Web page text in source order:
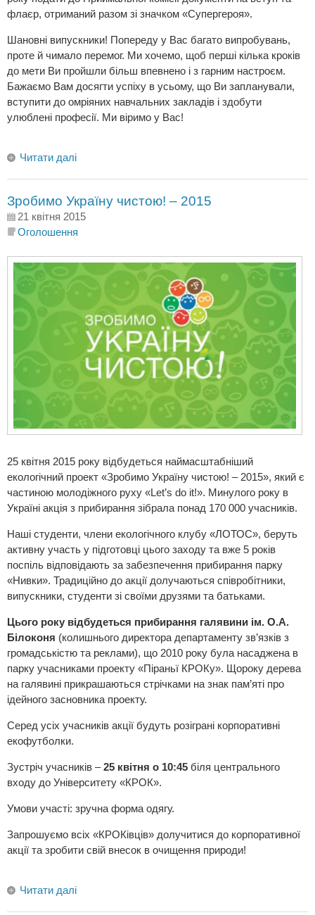
флаєр, отриманий разом зі значком «Супергероя».
Шановні випускники! Попереду у Вас багато випробувань,
проте й чимало перемог. Ми хочемо, щоб перші кілька кроків
до мети Ви пройшли більш впевнено і з гарним настроєм.
Бажаємо Вам досягти успіху в усьому, що Ви запланували,
вступити до омріяних навчальних закладів і здобути
улюблені професії. Ми віримо у Вас!
Читати далі
Зробимо Україну чистою! – 2015
21 квітня 2015
Оголошення
25 квітня 2015 року відбудеться наймасштабніший
екологічний проект «Зробимо Україну чистою! – 2015», який є
частиною молодіжного руху «Let’s do it!». Минулого року в
Україні акція з прибирання зібрала понад 170 000 учасників.
Наші студенти, члени екологічного клубу «ЛОТОС», беруть
активну участь у підготовці цього заходу та вже 5 років
поспіль відповідають за забезпечення прибирання парку
«Нивки». Традиційно до акції долучаються співробітники,
випускники, студенти зі своїми друзями та батьками.
Цього року відбудеться прибирання галявини ім. О.А.
Білоконя (колишнього директора департаменту зв’язків з
громадськістю та реклами), що 2010 року була насаджена в
парку учасниками проекту «Піраньї КРОКу». Щороку дерева
на галявині прикрашаються стрічками на знак пам’яті про
ідейного засновника проекту.
Серед усіх учасників акції будуть розіграні корпоративні
екофутболки.
Зустріч учасників –25 квітня о 10:45 біля центрального
входу до Університету «КРОК».
Умови участі: зручна форма одягу.
Запрошуємо всіх «КРОКівців» долучитися до корпоративної
акції та зробити свій внесок в очищення природи!
Читати далі